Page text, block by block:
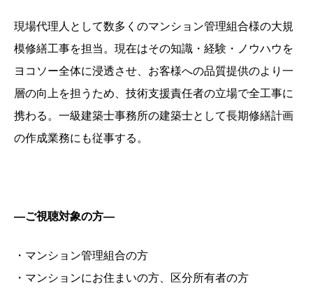
現場代理人として数多くのマンション管理組合様の大規
模修繕工事を担当。現在はその知識・経験・ノウハウを
ヨコソー全体に浸透させ、お客様への品質提供のより一
層の向上を担うため、技術支援責任者の立場で全工事に
携わる。一級建築士事務所の建築士として長期修繕計画
の作成業務にも従事する。
―ご視聴対象の方―
・マンション管理組合の方
・マンションにお住まいの方、区分所有者の方